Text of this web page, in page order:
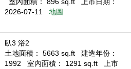
2026-07-11
地圖
臥3 浴2
土地面積： 5663 sq.ft
建造年份：
1992
室內面積： 1291 sq.ft
上市